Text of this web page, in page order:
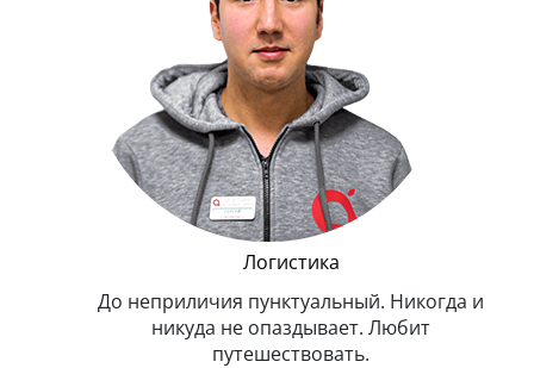
Логистика
До неприличия пунктуальный. Никогда и
никуда не опаздывает. Любит
путешествовать.